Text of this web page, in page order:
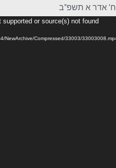
ח' אדר א תשפ"ב
supported or source(s) not found